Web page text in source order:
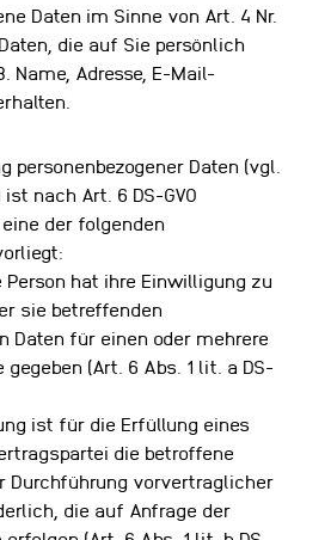
Daten im Sinne von Art. 4 Nr.
die auf Sie persönlich
Name, Adresse, E-Mail-
personenbezogener Daten (vgl.
ist nach Art. 6 DS-GVO
der folgenden
Person hat ihre Einwilligung zu
sie betreffenden
Daten für einen oder mehrere
(Art. 6 Abs. 1 lit. a DS-
ist für die Erfüllung eines
die betroffene
Durchführung vorvertraglicher
die auf Anfrage der